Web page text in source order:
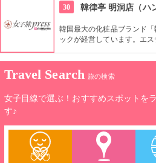
30
韓律亭 明洞店（ハ
韓国最大の化粧品ブランド
ックが経営しています。エ
す。
Travel Search 旅の検索
女子目線で選ぶ！おすすめスポットを
す♪